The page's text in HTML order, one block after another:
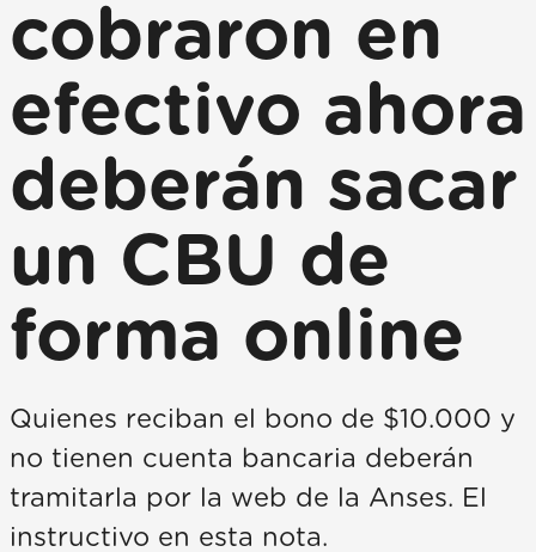
cobraron en
efectivo ahora
deberán sacar
un CBU de
forma online
Quienes reciban el bono de $10.000 y
no tienen cuenta bancaria deberán
tramitarla por la web de la Anses. El
instructivo en esta nota.